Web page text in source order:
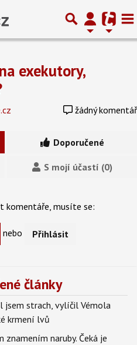
exekutory,
žádný komentář
Doporučené
S mojí účastí (0)
komentáře, musíte se:
nebo Přihlásit
články
jsem strach, vylíčil Vémola
krmení lvů
naruby. Čeká je